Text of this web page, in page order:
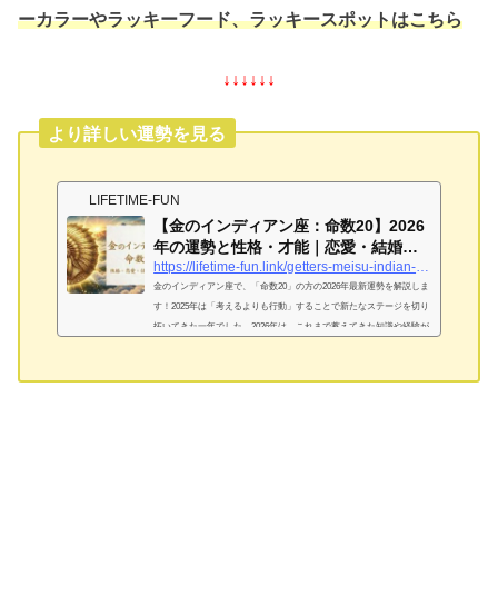
ーカラーやラッキーフード、ラッキースポットはこちら
↓↓↓↓↓↓
より詳しい運勢を見る
LIFETIME-FUN
【金のインディアン座：命数20】2026
年の運勢と性格・才能｜恋愛・結婚・
金運を完...
https://lifetime-fun.link/getters-meisu-indian-gold-20
金のインディアン座で、「命数20」の方の2026年最新運勢を解説しま
す！2025年は「考えるよりも行動」することで新たなステージを切り
拓いてきた一年でした。2026年は、これまで蓄えてきた知識や経験が